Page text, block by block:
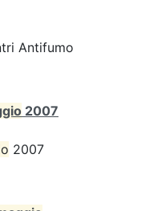
Antifumo
2007
2007